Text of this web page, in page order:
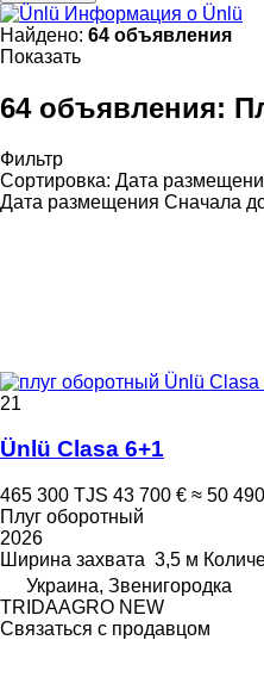
Информация о Ünlü
Найдено: 64 объявления
Показать
64 объявления:
Фильтр
Сортировка: Дата
Дата размещения Сначала
21
Ünlü Clasa 6+1
465 300 TJS 43 700 € ≈ 50
Плуг оборотный
2026
Ширина захвата 3,5 м
Украина, Звенигородка
TRIDAAGRO NEW
Связаться с продавцом